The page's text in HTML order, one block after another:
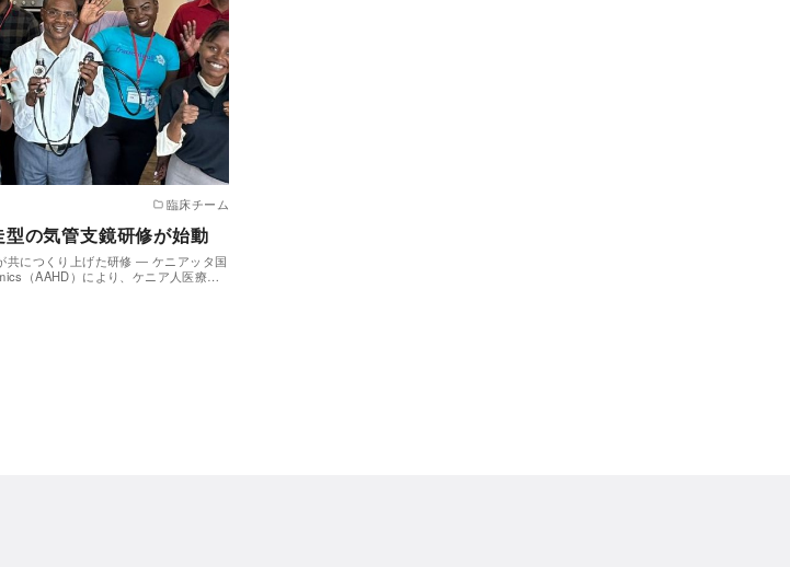
臨床チーム
の気管支鏡研修が始動
につくり上げた研修 ― ケニアッタ国
（AAHD）により、ケニア人医療…